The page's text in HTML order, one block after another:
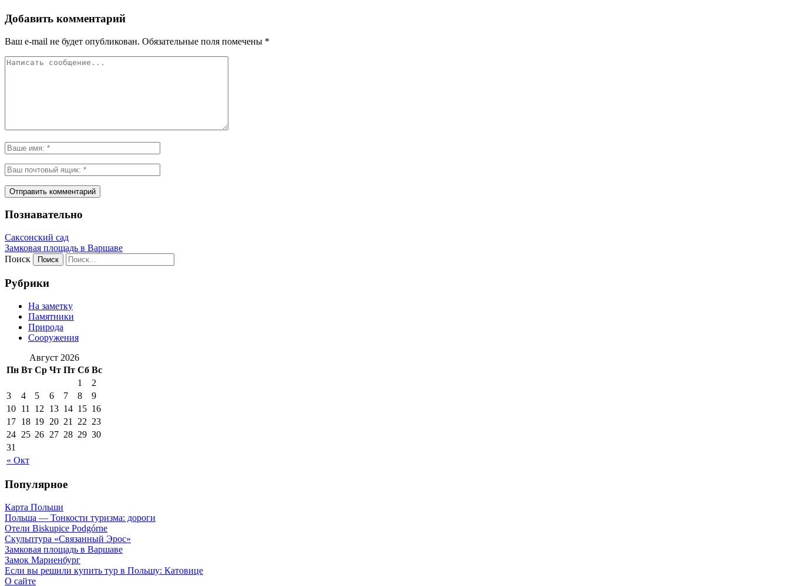
Добавить комментарий
Ваш e-mail не будет опубликован. Обязательные поля помечены *
Познавательно
Саксонский сад
Замковая площадь в Варшаве
Поиск
Рубрики
На заметку
Памятники
Природа
Сооружения
Август 2026
Пн Вт Ср Чт Пт Сб Вс
« Окт
1
2
3
4 5 6 7 8
9
10 11 12 13 14 15 16
17 18 19 20 21 22 23
24 25 26 27 28 29 30
31
Популярное
Карта Польши
Польша — Тонкости туризма: дороги
Отели Biskupice Podgórne
Скульптура «Связанный Эрос»
Замковая площадь в Варшаве
Замок Мариенбург
Если вы решили купить тур в Польшу: Катовице
О сайте